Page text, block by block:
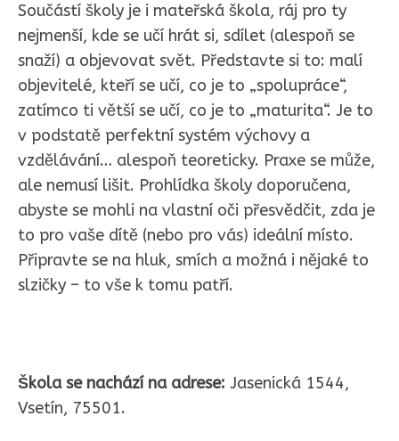
Součástí školy je i mateřská škola, ráj pro ty
nejmenší, kde se učí hrát si, sdílet (alespoň se
snaží) a objevovat svět. Představte si to: malí
objevitelé, kteří se učí, co je to „spolupráce“,
zatímco ti větší se učí, co je to „maturita“. Je to
v podstatě perfektní systém výchovy a
vzdělávání… alespoň teoreticky. Praxe se může,
ale nemusí lišit. Prohlídka školy doporučena,
abyste se mohli na vlastní oči přesvědčit, zda je
to pro vaše dítě (nebo pro vás) ideální místo.
Připravte se na hluk, smích a možná i nějaké to
slzičky – to vše k tomu patří.
Škola se nachází na adrese: Jasenická 1544,
Vsetín, 75501.